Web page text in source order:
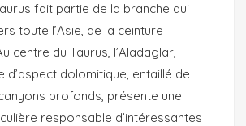
fait partie de la branche qui
toute l’Asie, de la ceinture
centre du Taurus, l’Aladaglar,
d’aspect dolomitique, entaillé de
profonds, présente une
responsable d’intéressantes